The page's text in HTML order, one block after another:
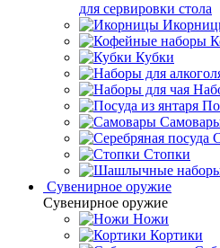
для сервировки стола
Кубки
Стопки
Сувенирное оружие
Сувенирное оружие
Ножи
Кортики